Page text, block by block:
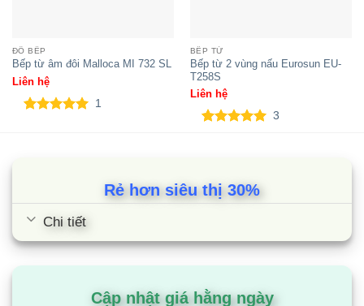
Bếp từ âm đôi Spelier SPM-628I
ĐỒ BẾP
Bếp từ âm đôi Malloca MI 732 SL
Liên hệ
1
BẾP TỪ
Bếp từ 2 vùng nấu Eurosun EU-
T258S
Liên hệ
3
Rẻ hơn siêu thị 30%
Chi tiết
Cập nhật giá hằng ngày